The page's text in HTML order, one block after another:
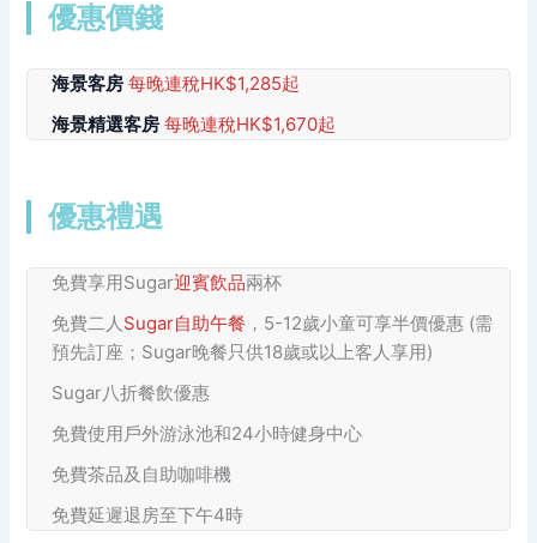
優惠價錢
海景客房 每晚連稅HK$1,285起
海景精選客房 每晚連稅HK$1,670起
優惠禮遇
免費享用Sugar迎賓飲品兩杯
免費二人Sugar自助午餐 ，5-12歲小童可享半價優惠 (需
預先訂座；Sugar晚餐只供18歲或以上客人享用)
Sugar八折餐飲優惠
免費使用戶外游泳池和24小時健身中心
免費茶品及自助咖啡機
免費延遲退房至下午4時